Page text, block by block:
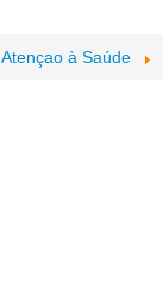
Atençao à Saúde